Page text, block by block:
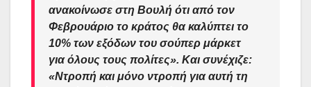
ανακοίνωσε στη Βουλή ότι από τον
Φεβρουάριο το κράτος θα καλύπτει το
10% των εξόδων του σούπερ μάρκετ
για όλους τους πολίτες». Και συνέχιζε:
«Ντροπή και μόνο ντροπή για αυτή τη